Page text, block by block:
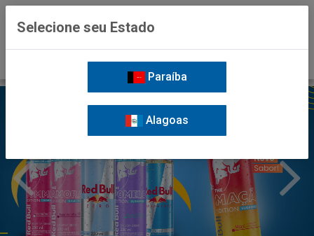
Selecione seu Estado
Paraíba
Alagoas